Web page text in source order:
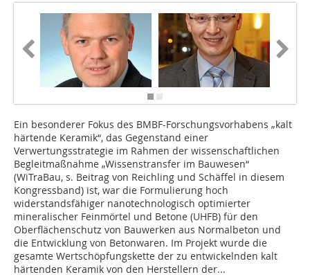
Ein besonderer Fokus des BMBF-Forschungsvorhabens „kalt
härtende Keramik“, das Gegenstand einer
Verwertungsstrategie im Rahmen der wissenschaftlichen
Begleitmaßnahme „Wissenstransfer im Bauwesen“
(WiTraBau, s. Beitrag von Reichling und Schäffel in diesem
Kongressband) ist, war die Formulierung hoch
widerstandsfähiger nanotechnologisch optimierter
mineralischer Feinmörtel und Betone (UHFB) für den
Oberflächenschutz von Bauwerken aus Normalbeton und
die Entwicklung von Betonwaren. Im Projekt wurde die
gesamte Wertschöpfungskette der zu entwickelnden kalt
härtenden Keramik von den Herstellern der...